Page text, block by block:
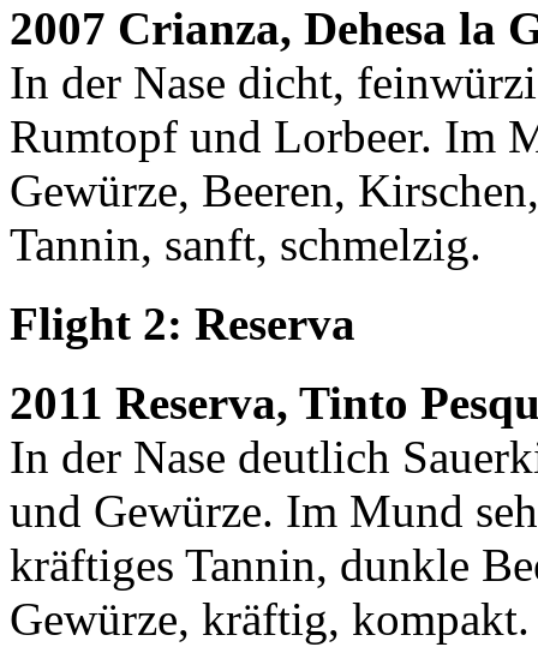
2007 Crianza, Dehesa la
In der Nase dicht,
Rumtopf und Lorbeer. Im
Gewürze, Beeren,
Tannin, sanft, schmelzig.
Flight 2: Reserva
2011 Reserva, Tinto
In der Nase deutlich
und Gewürze. Im Mund
kräftiges Tannin, dunkle
Gewürze, kräftig, kompakt.